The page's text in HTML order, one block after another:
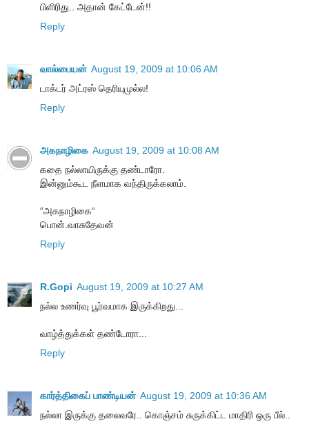
பிளிரிது.. அதான் கேட்டேன்!!
Reply
வால்பையன் August 19, 2009 at 10:06 AM
டாக்டர் அட்ரஸ் தெரியுமுல்ல!
Reply
அகநாழிகை August 19, 2009 at 10:08 AM
கதை நல்லாயிருக்கு தண்டாரோ.
இன்னும்கூட நீளமாக வந்திருக்கலாம்.
“அகநாழிகை“
பொன்.வாசுதேவன்
Reply
R.Gopi August 19, 2009 at 10:27 AM
நல்ல உணர்வு பூர்வமாக இருக்கிறது...
வாழ்த்துக்கள் தண்டோரா...
Reply
கார்த்திகைப் பாண்டியன் August 19, 2009 at 10:36 AM
நல்லா இருக்கு தலைவரே.. கொஞ்சம் சுருக்கிட்ட மாதிரி ஒரு பீல்..